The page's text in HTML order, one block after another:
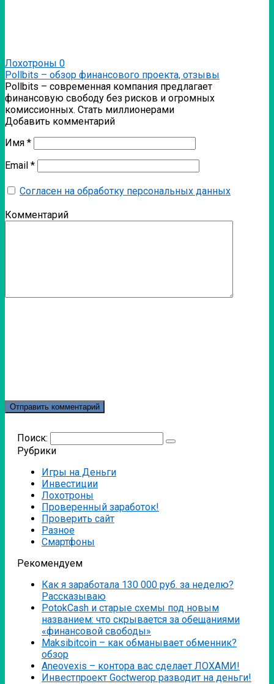
Лохотроны 0
Pollbits – обзор финансового проекта, отзывы
Pollbits – современная компания предлагает
финансовую свободу без рисков и огромных
комиссионных. Стать миллионерами
Добавить комментарий
Имя *
Email *
Согласен на обработку персональных данных
Комментарий
Поиск:
Рубрики
Игры на Деньги
Инвестиции
Лохотроны
Проверенный заработок!
Проверить сайт
Разное
Смартфоны
Рекомендуем
Как я заработала 130 000 руб. за неделю?
Рассказываю
PotokCash и старые схемы под новым
названием: что скрывается за обещаниями
«финансовой свободы»
Мaksibitcoin – как обманывает обменник?
обзор
Аneovexis – контора вас сделает ЛОХАМИ!
Инвестпроект Goctwerop разводит на деньги!